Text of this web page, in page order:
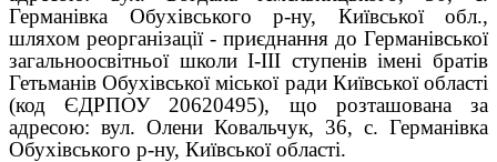
Германівка Обухівського р-ну, Київської обл.,
шляхом реорганізації - приєднання до Германівської
загальноосвітньої школи І-ІІІ ступенів імені братів
Гетьманів Обухівської міської ради Київської області
(код ЄДРПОУ 20620495), що розташована за
адресою: вул. Олени Ковальчук, 36, с. Германівка
Обухівського р-ну, Київської області.